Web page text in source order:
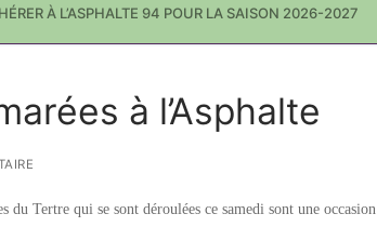
À L’ASPHALTE 94 POUR LA SAISON 2026-2027
à l’Asphalte
Tertre qui se sont déroulées ce samedi sont une occasion